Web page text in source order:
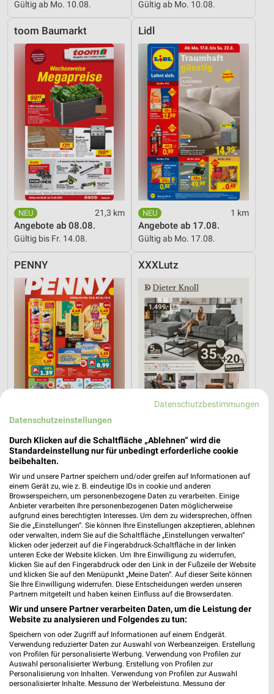
Gültig ab Mo. 10.08. Gültig ab Mo. 10.08.
toom Baumarkt
21,3 km
Angebote ab 08.08.
Gültig bis Fr. 14.08.
Lidl
1 km
Angebote ab 17.08.
Gültig ab Mo. 17.08.
PENNY
7,3 km
Angebote ab 10.08.
Gültig ab Mo. 10.08.
XXXLutz
25,8 km
Gültig bis Fr. 14.08.
XXXLutz
25,8 km
Kaufland
13,5 km
Datenschutzbestimmungen
Datenschutzeinstellungen
Durch Klicken auf die Schaltfläche „Ablehnen“ wird die
Standardeinstellung nur für unbedingt erforderliche cookie
beibehalten.
Wir und unsere Partner speichern und/oder greifen auf Informationen auf
einem Gerät zu, wie z. B. eindeutige IDs in cookie und anderen
Browserspeichern, um personenbezogene Daten zu verarbeiten. Einige
Anbieter verarbeiten Ihre personenbezogenen Daten möglicherweise
aufgrund eines berechtigten Interesses. Um dem zu widersprechen, öffnen
Sie die „Einstellungen“. Sie können Ihre Einstellungen akzeptieren, ablehnen
oder verwalten, indem Sie auf die Schaltfläche „Einstellungen verwalten“
klicken oder jederzeit auf die Fingerabdruck-Schaltfläche in der linken
unteren Ecke der Website klicken. Um Ihre Einwilligung zu widerrufen,
klicken Sie auf den Fingerabdruck oder den Link in der Fußzeile der Website
und klicken Sie auf den Menüpunkt „Meine Daten“. Auf dieser Seite können
Sie Ihre Einwilligung widerrufen. Diese Entscheidungen werden unseren
Partnern mitgeteilt und haben keinen Einfluss auf die Browserdaten.
Wir und unsere Partner verarbeiten Daten, um die Leistung der
Website zu analysieren und Folgendes zu tun:
Speichern von oder Zugriff auf Informationen auf einem Endgerät.
Verwendung reduzierter Daten zur Auswahl von Werbeanzeigen. Erstellung
von Profilen für personalisierte Werbung. Verwendung von Profilen zur
Auswahl personalisierter Werbung. Erstellung von Profilen zur
Personalisierung von Inhalten. Verwendung von Profilen zur Auswahl
personalisierter Inhalte. Messung der Werbeleistung. Messung der